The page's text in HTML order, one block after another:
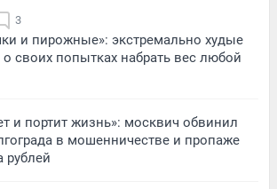
3
и пирожные»: экстремально худые
своих попытках набрать вес любой
и портит жизнь»: москвич обвинил
в мошенничестве и пропаже
рублей